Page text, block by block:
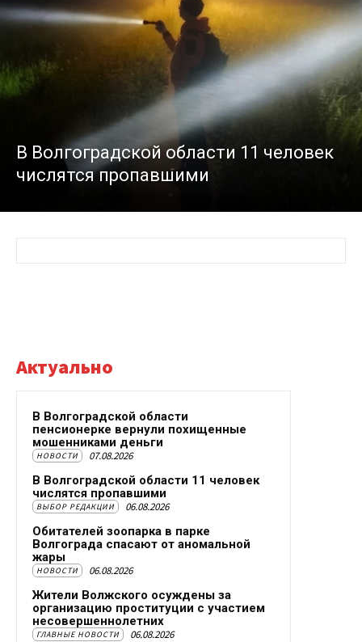
В Волгоградской области 11 человек
числятся пропавшими
Актуально
В Волгоградской области
пенсионерке вернули похищенные
мошенниками деньги
НОВОСТИ 07.08.2026
В Волгоградской области 11 человек
числятся пропавшими
ВЫБОР РЕДАКЦИИ 06.08.2026
Обитателей зоопарка в парке
Волгограда спасают от аномальной
жары
НОВОСТИ 06.08.2026
Жители Волжского осуждены за
организацию проституции с участием
несовершеннолетних
ГЛАВНЫЕ НОВОСТИ 06.08.2026